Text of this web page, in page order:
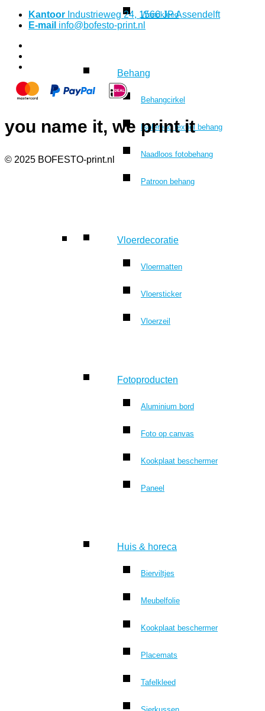
Wandkleed
Behang
Behangcirkel
Isolerend textiel behang
Naadloos fotobehang
Patroon behang
Vloerdecoratie
Vloermatten
Vloersticker
Vloerzeil
Fotoproducten
Aluminium bord
Foto op canvas
Kookplaat beschermer
Paneel
Huis & horeca
Bierviltjes
Meubelfolie
Kookplaat beschermer
Placemats
Tafelkleed
Kantoor Industrieweg 24, 1566 JP Assendelft
E-mail info@bofesto-print.nl
you name it, we print it
© 2025 BOFESTO-print.nl